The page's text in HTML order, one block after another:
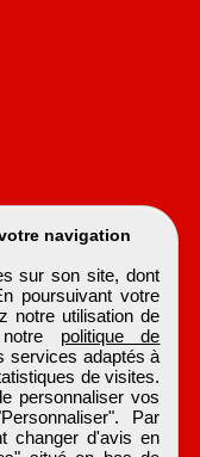
navigation
sur son site, dont
poursuivant votre
notre utilisation de
politique de
services adaptés à
de visites.
personnaliser vos
Par
changer d'avis en